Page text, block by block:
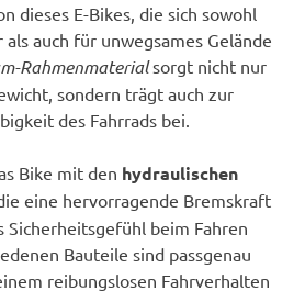
dieses E-Bikes, die sich sowohl
auch für unwegsames Gelände
Rahmenmaterialsorgt nicht nur
sondern trägt auch zur
des Fahrrads bei.
Bike mit den hydraulischen
eine hervorragende Bremskraft
Sicherheitsgefühl beim Fahren
Bauteile sind passgenau
reibungslosen Fahrverhalten